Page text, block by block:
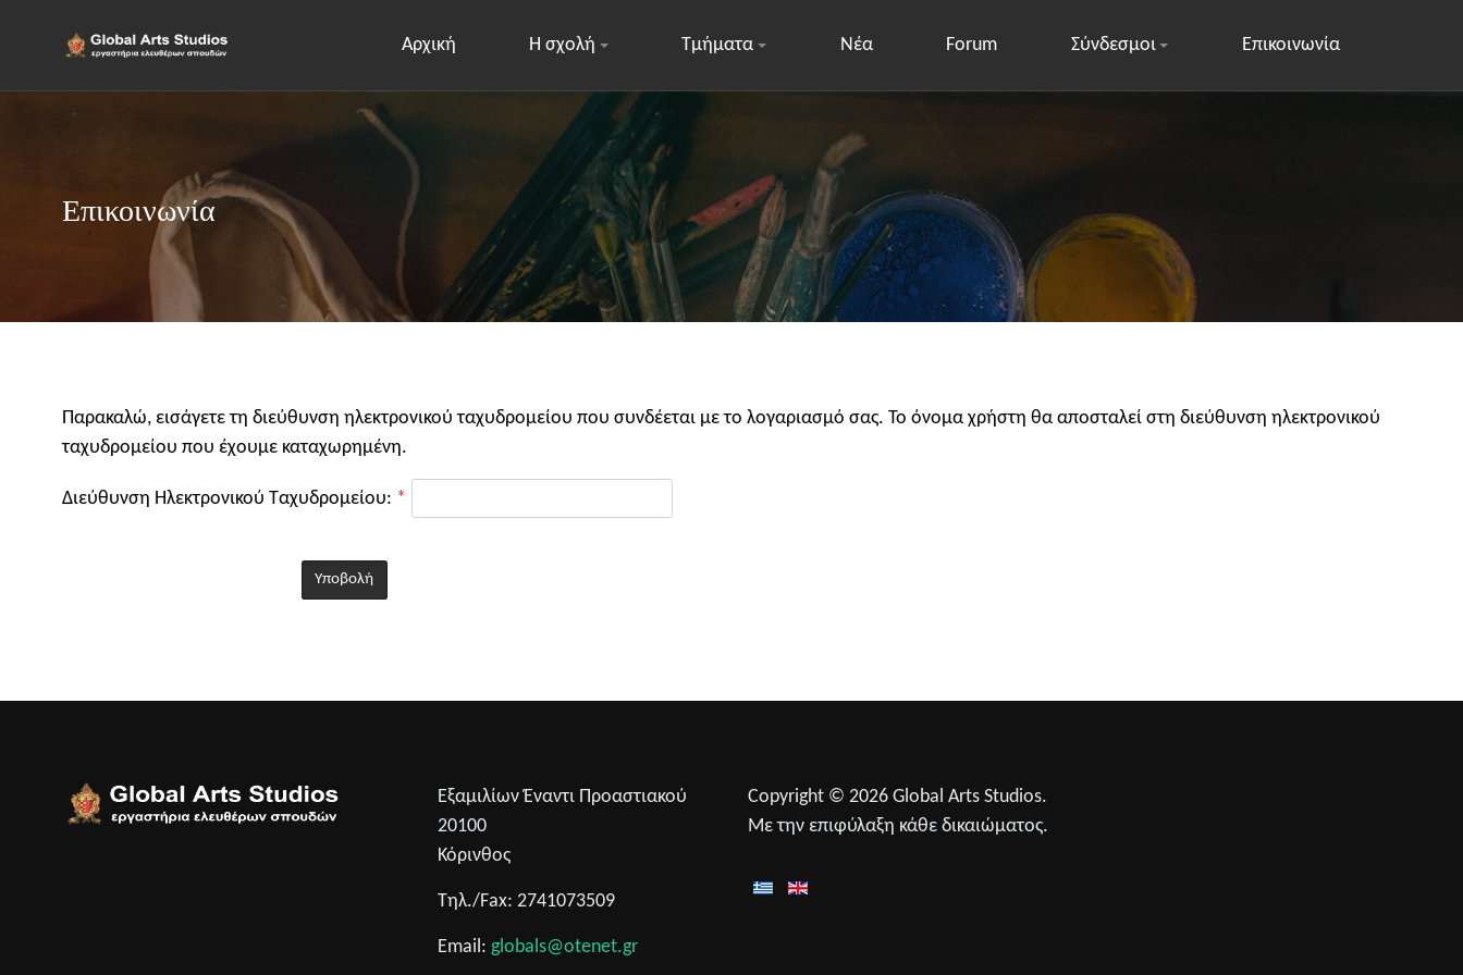
Αρχική Η σχολή Τμήματα Νέα Forum Σύνδεσμοι Επικοινωνία
Επικοινωνία
Παρακαλώ, εισάγετε τη διεύθυνση ηλεκτρονικού ταχυδρομείου που συνδέεται με το λογαριασμό σας. Το όνομα χρήστη θα αποσταλεί στη διεύθυνση ηλεκτρονικού
ταχυδρομείου που έχουμε καταχωρημένη.
Διεύθυνση Ηλεκτρονικού Ταχυδρομείου: *
Υποβολή
Εξαμιλίων Έναντι Προαστιακού
20100
Κόρινθος
Τηλ./Fax: 2741073509
Email: globals@otenet.gr
Copyright © 2026 Global Arts Studios.
Με την επιφύλαξη κάθε δικαιώματος.